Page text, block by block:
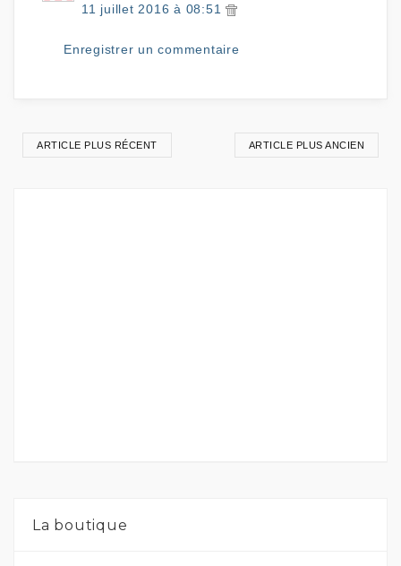
11 juillet 2016 à 08:51
Enregistrer un commentaire
ARTICLE PLUS RÉCENT ARTICLE PLUS ANCIEN
La boutique